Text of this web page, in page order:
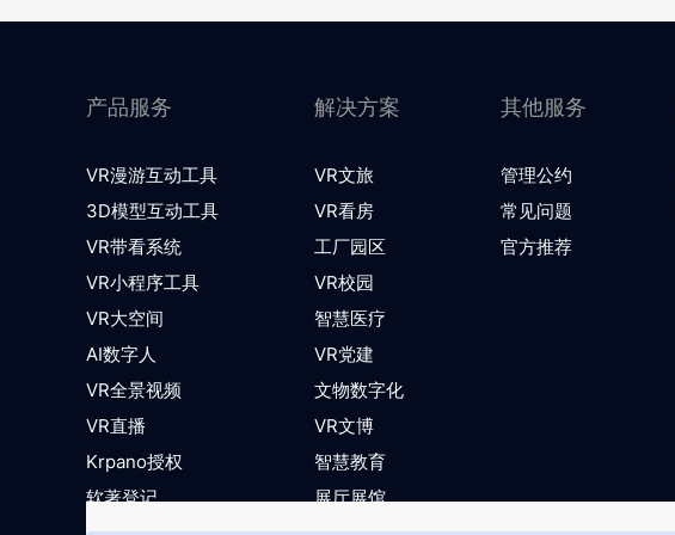
产品服务
VR漫游互动工具
3D模型互动工具
VR带看系统
VR小程序工具
VR大空间
AI数字人
VR全景视频
VR直播
Krpano授权
软著登记
解决方案
VR文旅
VR看房
工厂园区
VR校园
智慧医疗
VR党建
文物数字化
VR文博
智慧教育
展厅展馆
其他服务
管理公约
常见问题
官方推荐